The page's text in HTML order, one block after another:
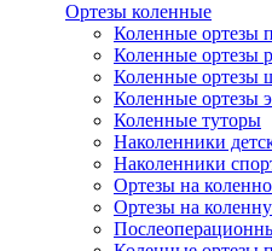
Ортезы коленные
Коленные ортезы
Коленные ортезы
Коленные ортезы
Коленные ортезы
Коленные туторы
Наколенники
Наколенники
Ортезы на
Ортезы на